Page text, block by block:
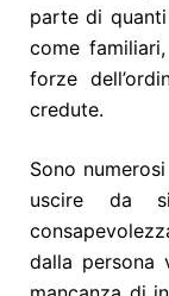
parte di
come
forze
credute.
Sono
uscire da
dalla persona